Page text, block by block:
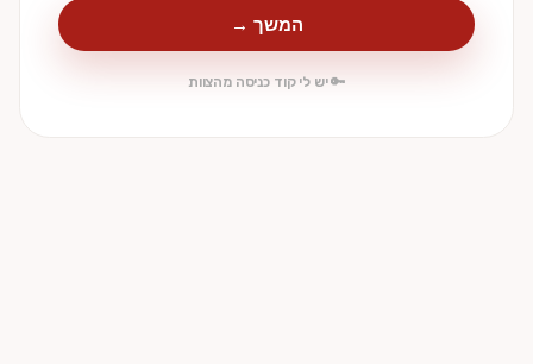
המשך →
🔑 יש לי קוד כניסה מהצוות